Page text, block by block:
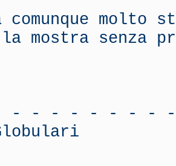
comunque molto
la mostra
- - - - - - - -